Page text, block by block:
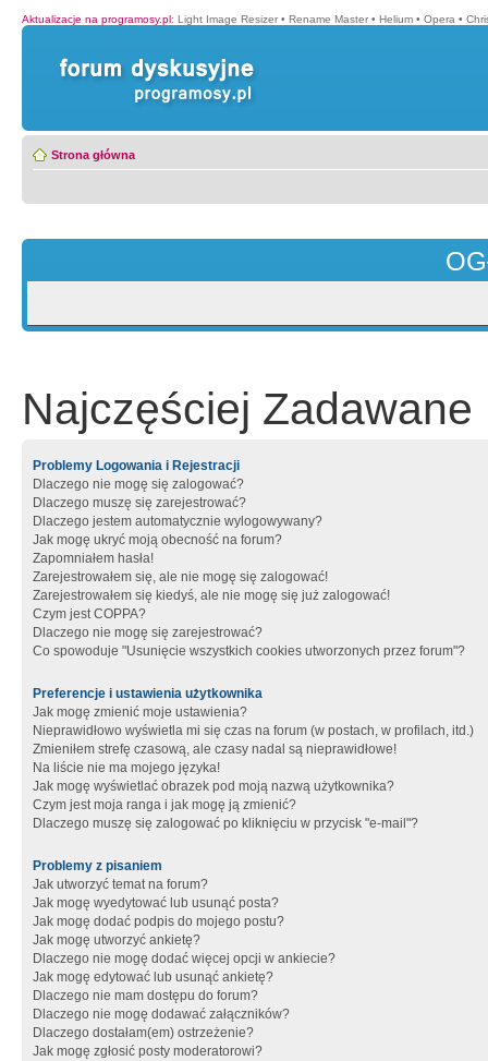
Aktualizacje na programosy.pl: Light Image Resizer • Rename Master • Helium • Opera •
Strona główna
Najczęściej Zadawane
Problemy Logowania i Rejestracji
Dlaczego nie mogę się zalogować?
Dlaczego muszę się zarejestrować?
Dlaczego jestem automatycznie wylogowywany?
Jak mogę ukryć moją obecność na forum?
Zapomniałem hasła!
Zarejestrowałem się, ale nie mogę się zalogować!
Zarejestrowałem się kiedyś, ale nie mogę się już zalogować!
Czym jest COPPA?
Dlaczego nie mogę się zarejestrować?
Co spowoduje "Usunięcie wszystkich cookies utworzonych przez forum"?
Preferencje i ustawienia użytkownika
Jak mogę zmienić moje ustawienia?
Nieprawidłowo wyświetla mi się czas na forum (w postach, w profilach, itd.)
Zmieniłem strefę czasową, ale czasy nadal są nieprawidłowe!
Na liście nie ma mojego języka!
Jak mogę wyświetlać obrazek pod moją nazwą użytkownika?
Czym jest moja ranga i jak mogę ją zmienić?
Dlaczego muszę się zalogować po kliknięciu w przycisk "e-mail"?
Problemy z pisaniem
Jak utworzyć temat na forum?
Jak mogę wyedytować lub usunąć posta?
Jak mogę dodać podpis do mojego postu?
Jak mogę utworzyć ankietę?
Dlaczego nie mogę dodać więcej opcji w ankiecie?
Jak mogę edytować lub usunąć ankietę?
Dlaczego nie mam dostępu do forum?
Dlaczego nie mogę dodawać załączników?
Dlaczego dostałam(em) ostrzeżenie?
Jak mogę zgłosić posty moderatorowi?